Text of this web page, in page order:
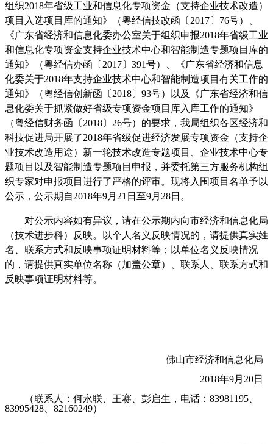
组织2018年省级工业和信息化专项资金（支持企业技术改造）
项目入选项目库的通知》（粤经信技改函〔2017〕76号）、
《广东省经济和信息化委办公室关于组织申报2018年省级工业
和信息化专项资金支持企业技术中心和智能制造专题项目库的
通知》（粤经信办函〔2017〕391号）、《广东省经济和信息
化委关于2018年支持企业技术中心和智能制造项目有关工作的
通知》（粤经信创新函〔2018〕93号）以及《广东省经济和信
息化委关于抓紧做好省级专项资金项目库入库工作的通知》
（粤经信财务函〔2018〕26号）的要求，我局组织各区经济和
科技促进局开展了2018年省级促进经济发展专项资金（支持企
业技术改造用途）新一轮技术改造专题项目、 企业技术中心专
题项目以及智能制造专题项目 申报，并委托第三方服务机构组
织专家对申报项目进行了严格的评审。现将入围项目名单予以
公示，公示期自2018年9月 21 日至9月 28日。
对公示内容如有异议，请在公示期内向市经济和信息化局
（技术进步科）反映。以个人名义反映情况的，请提供真实姓
名、联系方式和反映事项证明材料等；以单位名义反映情况
的，请提供真实单位名称（加盖公章）、联系人、联系方式和
反映事项证明材料等。
佛山市经济和信息化局
2018年9月 20日
（联系人：何永联 、王赛、彭启生， 电话： 83981195、
83995428
82160249）